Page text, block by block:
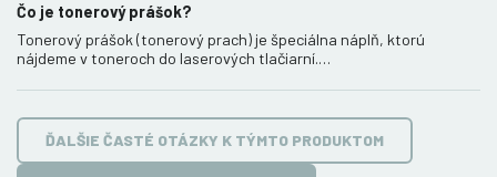
Čo je tonerový prášok?
Tonerový prášok (tonerový prach) je špeciálna náplň, ktorú
nájdeme v toneroch do laserových tlačiarní.…
ĎALŠIE ČASTÉ OTÁZKY K TÝMTO PRODUKTOM